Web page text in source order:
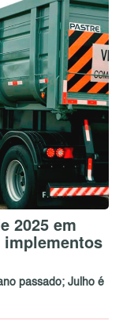
2025 em
implementos
passado; Julho é